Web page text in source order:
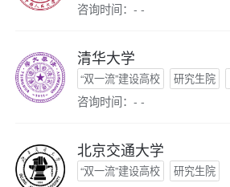
咨询时间：- -
清华大学
“双一流”建设高校 研究生院
咨询时间：- -
北京交通大学
“双一流”建设高校 研究生院